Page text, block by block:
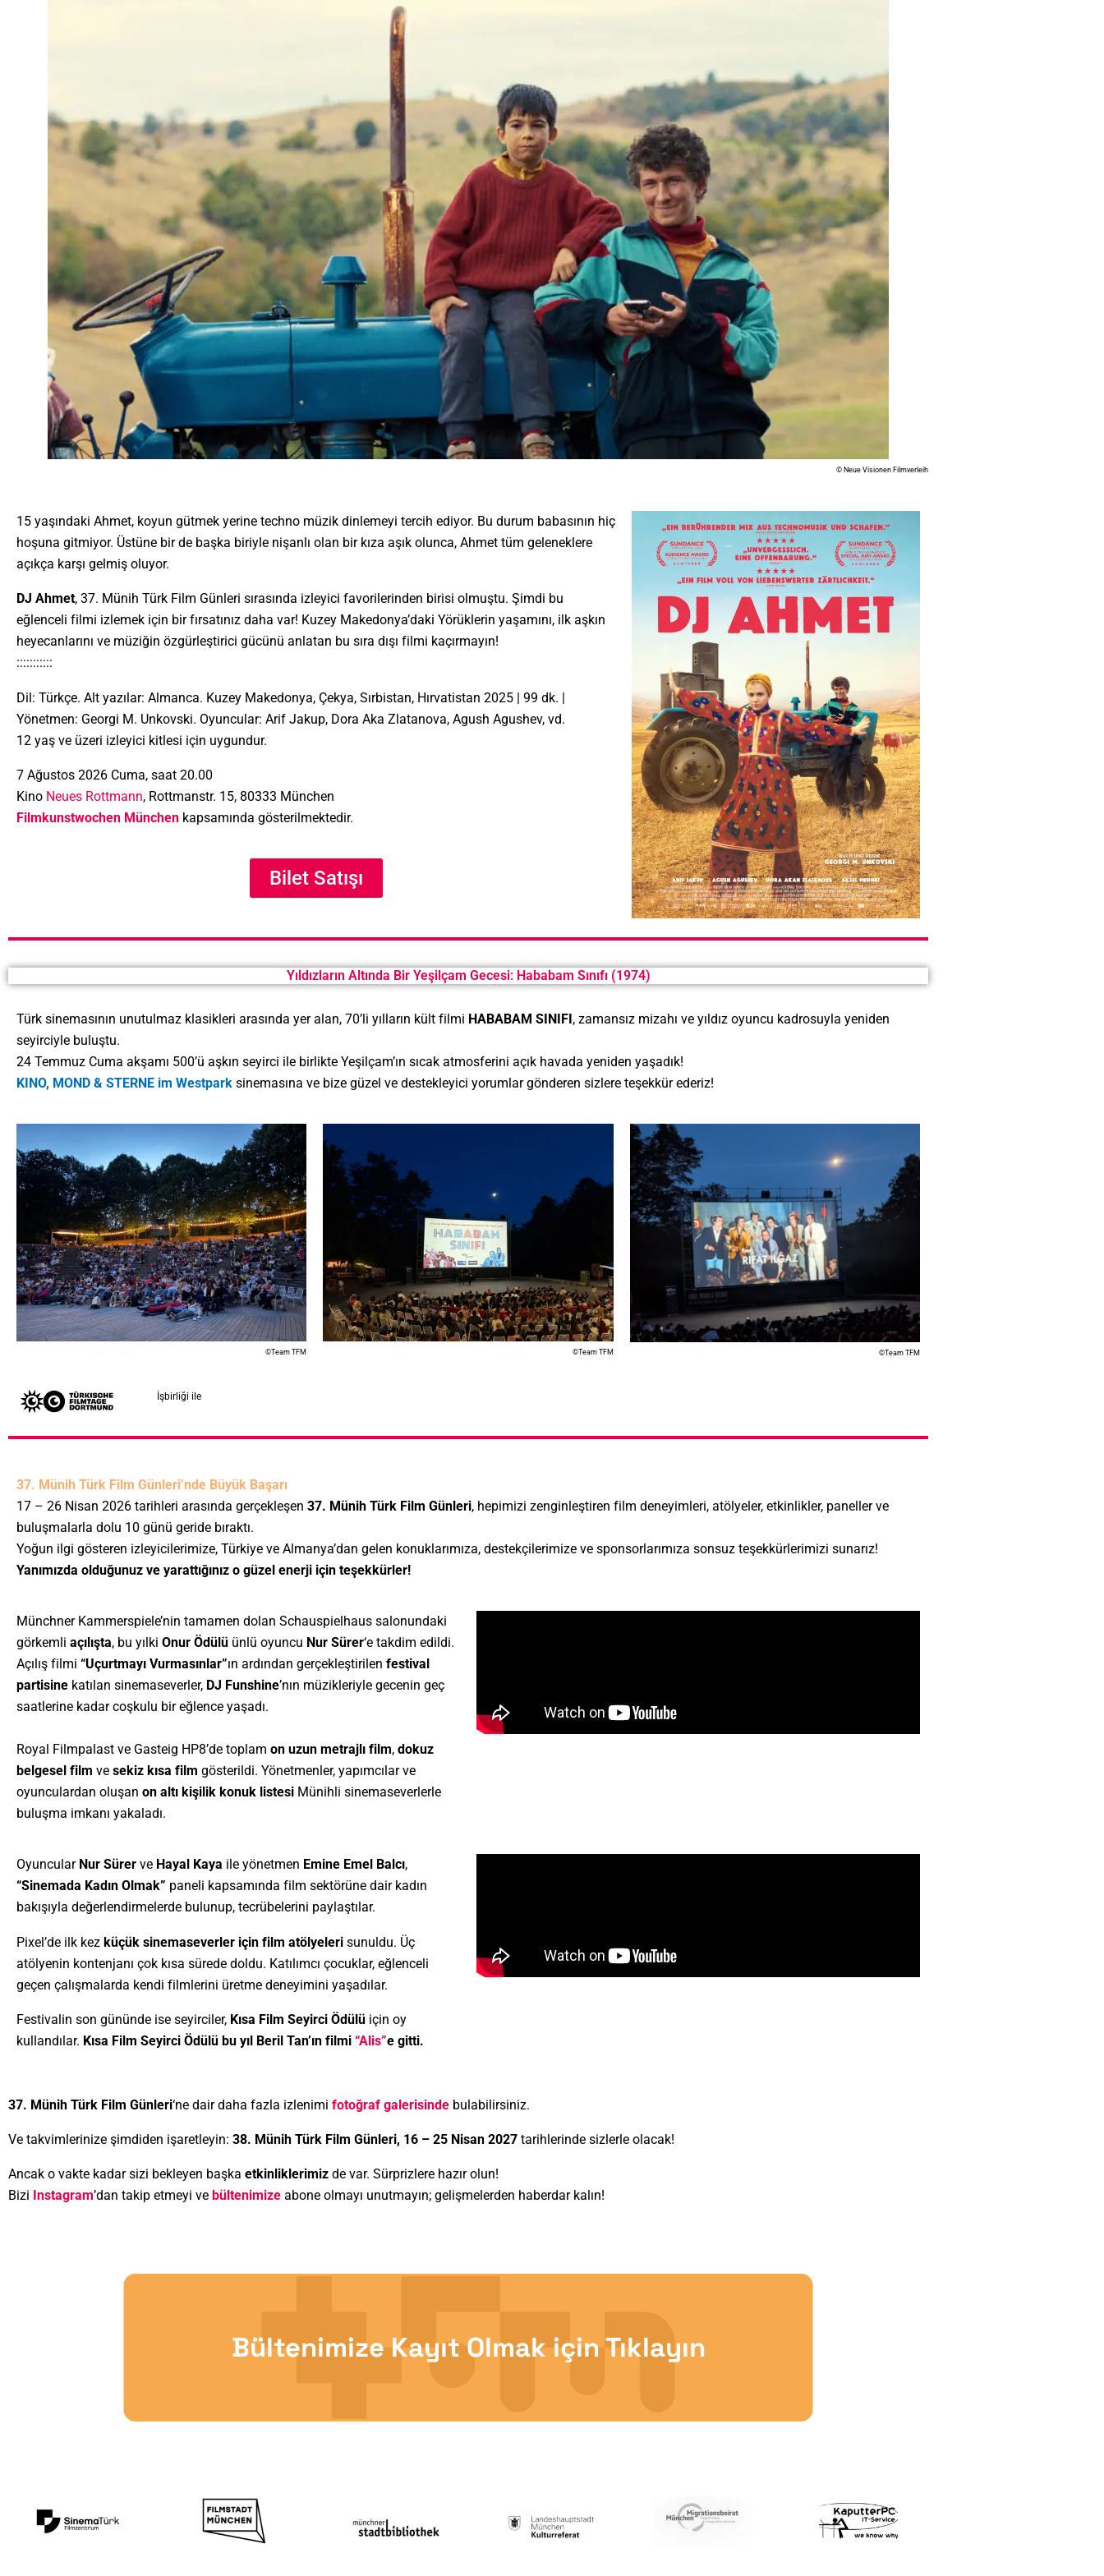
© Neue Visionen Filmverleih
15 yaşındaki Ahmet, koyun gütmek yerine techno müzik dinlemeyi tercih ediyor. Bu durum babasının hiç
hoşuna gitmiyor. Üstüne bir de başka biriyle nişanlı olan bir kıza aşık olunca, Ahmet tüm geleneklere
açıkça karşı gelmiş oluyor.
DJ Ahmet, 37. Münih Türk Film Günleri sırasında izleyici favorilerinden birisi olmuştu. Şimdi bu
eğlenceli filmi izlemek için bir fırsatınız daha var! Kuzey Makedonya’daki Yörüklerin yaşamını, ilk aşkın
heyecanlarını ve müziğin özgürleştirici gücünü anlatan bu sıra dışı filmi kaçırmayın!
:::::::::::
Dil: Türkçe. Alt yazılar: Almanca. Kuzey Makedonya, Çekya, Sırbistan, Hırvatistan 2025 | 99 dk. |
Yönetmen: Georgi M. Unkovski. Oyuncular: Arif Jakup, Dora Aka Zlatanova, Agush Agushev, vd.
12 yaş ve üzeri izleyici kitlesi için uygundur.
7 Ağustos 2026 Cuma, saat 20.00
Kino Neues Rottmann, Rottmanstr. 15, 80333 München
Filmkunstwochen München kapsamında gösterilmektedir.
Bilet Satışı
Yıldızların Altında Bir Yeşilçam Gecesi: Hababam Sınıfı (1974)
Türk sinemasının unutulmaz klasikleri arasında yer alan, 70’li yılların kült filmi HABABAM SINIFI , zamansız mizahı ve yıldız oyuncu kadrosuyla yeniden
seyirciyle buluştu.
24 Temmuz Cuma akşamı 500’ü aşkın seyirci ile birlikte Yeşilçam’ın sıcak atmosferini açık havada yeniden yaşadık!
KINO, MOND & STERNE im Westpark sinemasına ve bize güzel ve destekleyici yorumlar gönderen sizlere teşekkür ederiz!
©Team TFM ©Team TFM ©Team TFM
İşbirliği ile
37. Münih Türk Film Günleri’nde Büyük Başarı
17 – 26 Nisan 2026 tarihleri arasında gerçekleşen 37. Münih Türk Film Günleri, hepimizi zenginleştiren film deneyimleri, atölyeler, etkinlikler, paneller ve
buluşmalarla dolu 10 günü geride bıraktı.
Yoğun ilgi gösteren izleyicilerimize, Türkiye ve Almanya’dan gelen konuklarımıza, destekçilerimize ve sponsorlarımıza sonsuz teşekkürlerimizi sunarız!
Yanımızda olduğunuz ve yarattığınız o güzel enerji için teşekkürler!
Münchner Kammerspiele’nin tamamen dolan Schauspielhaus salonundaki
görkemli açılışta, bu yılki Onur Ödülü ünlü oyuncu Nur Sürer‘e takdim edildi.
Açılış filmi “Uçurtmayı Vurmasınlar”ın ardından gerçekleştirilen festival
partisine katılan sinemaseverler, DJ Funshine’nın müzikleriyle gecenin geç
saatlerine kadar coşkulu bir eğlence yaşadı.
Royal Filmpalast ve Gasteig HP8’de toplam on uzun metrajlı film, dokuz
belgesel film ve sekiz kısa film gösterildi. Yönetmenler, yapımcılar ve
oyunculardan oluşan on altı kişilik konuk listesi Münihli sinemaseverlerle
buluşma imkanı yakaladı.
Oyuncular Nur Sürer ve Hayal Kaya ile yönetmen Emine Emel Balcı,
“Sinemada Kadın Olmak” paneli kapsamında film sektörüne dair kadın
bakışıyla değerlendirmelerde bulunup, tecrübelerini paylaştılar.
Pixel’de ilk kez küçük sinemaseverler için film atölyeleri sunuldu. Üç
atölyenin kontenjanı çok kısa sürede doldu. Katılımcı çocuklar, eğlenceli
geçen çalışmalarda kendi filmlerini üretme deneyimini yaşadılar.
Festivalin son gününde ise seyirciler, Kısa Film Seyirci Ödülü için oy
kullandılar. Kısa Film Seyirci Ödülü bu yıl Beril Tan’ın filmi “Alis”e gitti.
37. Münih Türk Film Günleri‘ne dair daha fazla izlenimi fotoğraf galerisinde bulabilirsiniz.
Ve takvimlerinize şimdiden işaretleyin: 38. Münih Türk Film Günleri, 16 – 25 Nisan 2027 tarihlerinde sizlerle olacak!
Ancak o vakte kadar sizi bekleyen başka etkinliklerimiz de var. Sürprizlere hazır olun!
Bizi Instagram’dan takip etmeyi ve bültenimize abone olmayı unutmayın; gelişmelerden haberdar kalın!
Bültenimize Kayıt Olmak için Tıklayın